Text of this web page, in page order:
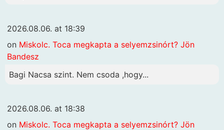
2026.08.06. at 18:39
on Miskolc. Toca megkapta a selyemzsinórt? Jön
Bandesz
Bagi Nacsa szint. Nem csoda ,hogy...
2026.08.06. at 18:38
on Miskolc. Toca megkapta a selyemzsinórt? Jön